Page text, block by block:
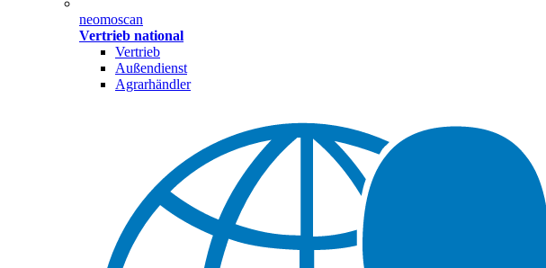
neomoscan
Vertrieb national
Vertrieb
Außendienst
Agrarhändler